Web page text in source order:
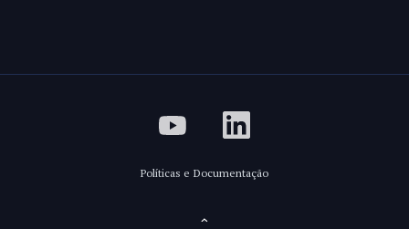
Políticas e Documentação